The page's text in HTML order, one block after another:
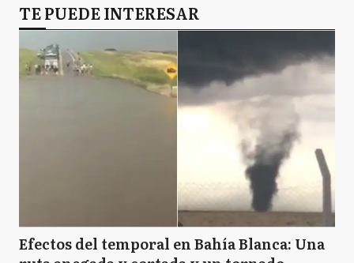
TE PUEDE INTERESAR
Efectos del temporal en Bahía Blanca: Una